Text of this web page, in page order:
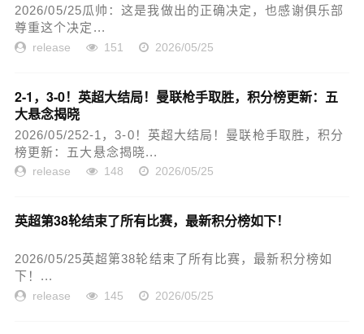
2026/05/25瓜帅：这是我做出的正确决定，也感谢俱乐部
尊重这个决定...
release 151 2026/05/25
2-1，3-0！英超大结局！曼联枪手取胜，积分榜更新：五
大悬念揭晓
2026/05/252-1，3-0！英超大结局！曼联枪手取胜，积分
榜更新：五大悬念揭晓...
release 148 2026/05/25
英超第38轮结束了所有比赛，最新积分榜如下！
2026/05/25英超第38轮结束了所有比赛，最新积分榜如
下！...
release 145 2026/05/25